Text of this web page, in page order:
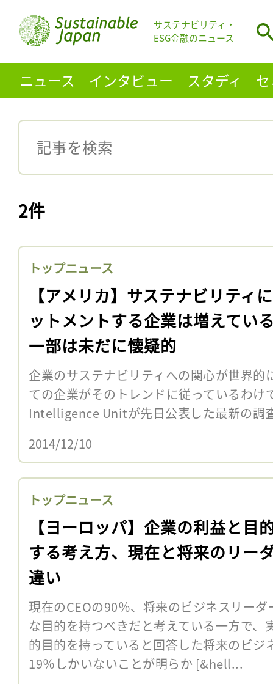
サステナビリティ・
ESG金融のニュース
ニュース インタビュー スタディ
2件
トップニュース
【アメリカ】サステナビリティ
ットメントする企業は増えてい
一部は未だに懐疑的
企業のサステナビリティへの関心が世界的
ての企業がそのトレンドに従っているわ
Intelligence Unitが先日公表した最新の調
2014/12/10
トップニュース
【ヨーロッパ】企業の利益と目
する考え方、現在と将来のリー
違い
現在のCEOの90％、将来のビジネスリー
な目的を持つべきだと考えている一方で、
的目的を持っていると回答した将来のビジ
19％しかいないことが明らか [&hell...